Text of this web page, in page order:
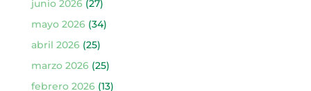
junio 2026(27)
mayo 2026(34)
abril 2026(25)
marzo 2026(25)
febrero 2026(13)